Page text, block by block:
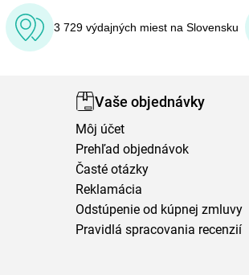
3 729 výdajných miest na Slovensku
Vaše objednávky
Môj účet
Prehľad objednávok
Časté otázky
Reklamácia
Odstúpenie od kúpnej zmluvy
Pravidlá spracovania recenzií